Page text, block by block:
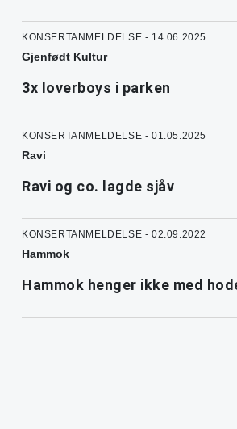
KONSERTANMELDELSE - 14.06.2025
Gjenfødt Kultur
3x loverboys i parken
KONSERTANMELDELSE - 01.05.2025
Ravi
Ravi og co. lagde sjåv
KONSERTANMELDELSE - 02.09.2022
Hammok
Hammok henger ikke med